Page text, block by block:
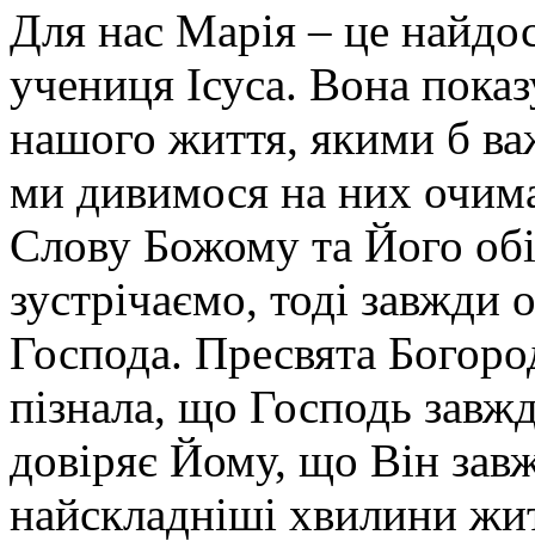
Для нас Марія – це
учениця Ісуса. Вона
нашого життя, якими б
ми дивимося на них
Слову Божому та Його
зустрічаємо, тоді
Господа. Пресвята
пізнала, що Господь
довіряє Йому, що Він
найскладніші хвилини
це
могло
обурити
багатьох,
бо
немовби
всі
межі».У
часи
не
мала
бути
помітною,
йти
за
чоловіком,
займатися
домашніми
справами.